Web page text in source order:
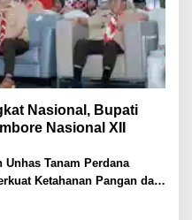
Nasional, Bupati
Nasional XII
Unhas Tanam Perdana
Ketahanan Pangan dan